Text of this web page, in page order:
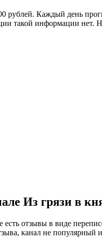
рублей. Каждый день
такой информации нет.
Из грязи в
есть отзывы в виде
канал не популярный